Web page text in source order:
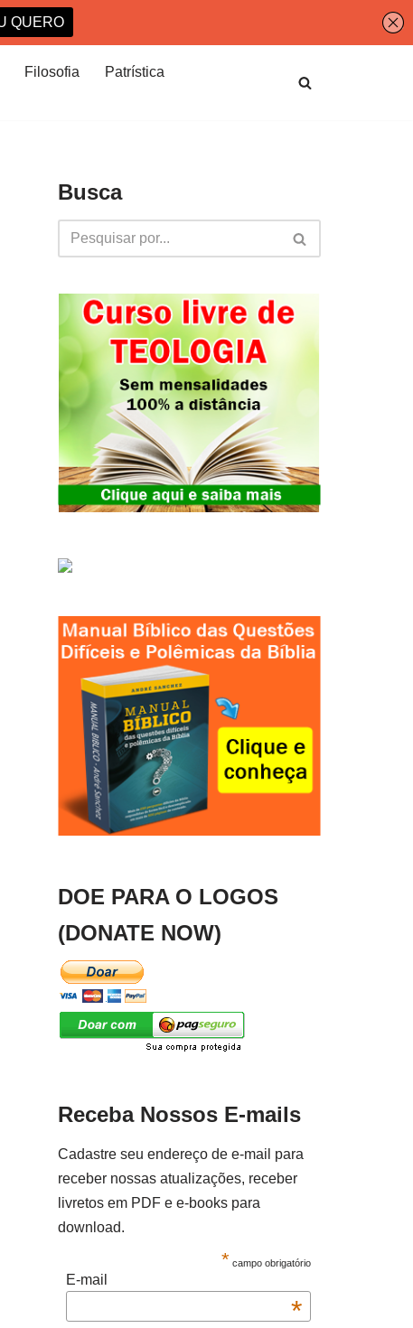
Filosofia
Patrística
Busca
DOE PARA O LOGOS
(DONATE NOW)
Receba Nossos E-mails
Cadastre seu endereço de e-mail para
receber nossas atualizações, receber
livretos em PDF e e-books para
download.
* campo obrigatório
E-mail
*